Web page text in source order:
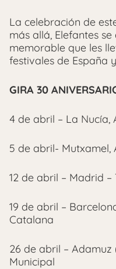
La celebración de
más allá, Elefantes
memorable que les
festivales de España
GIRA 30
4 de abril – La Nucía,
5 de abril- Mutxamel,
12 de abril – Madrid
19 de abril –
Catalana
26 de abril –
Municipal